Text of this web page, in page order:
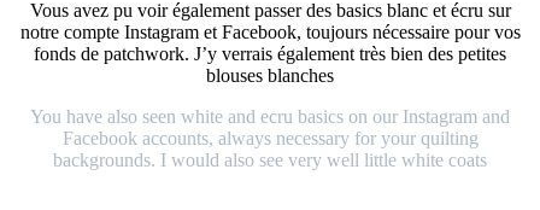
Vous avez pu voir également passer des basics blanc et écru sur
notre compte Instagram et Facebook, toujours nécessaire pour vos
fonds de patchwork. J’y verrais également très bien des petites
blouses blanches
You have also seen white and ecru basics on our Instagram and
Facebook accounts, always necessary for your quilting
backgrounds. I would also see very well little white coats